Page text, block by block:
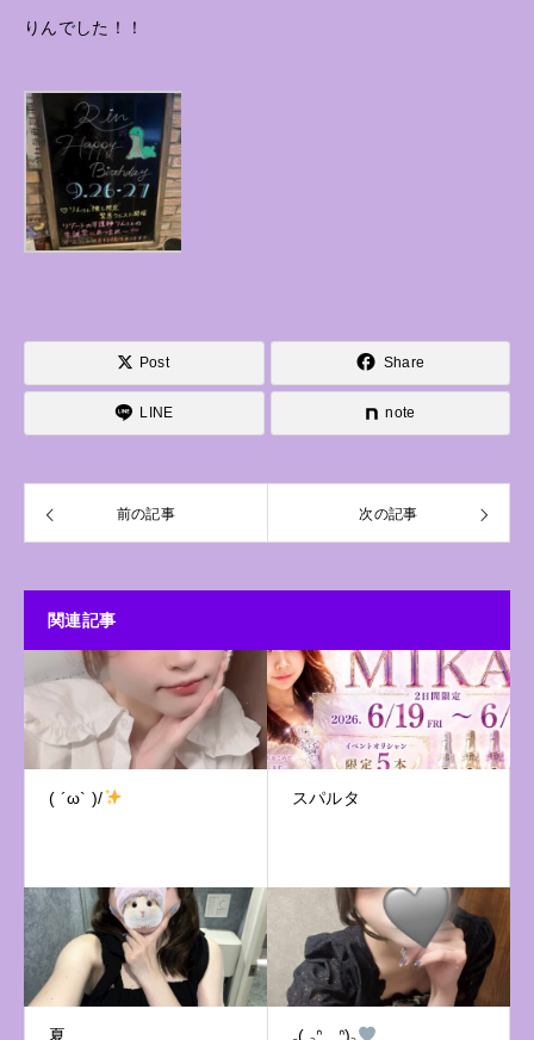
りんでした！！
Post Share
LINE note
前の記事 次の記事
関連記事
( ´ω` )/ スパルタ
夏 ꜀( ꜆ᐢ. ̫.ᐢ)꜆